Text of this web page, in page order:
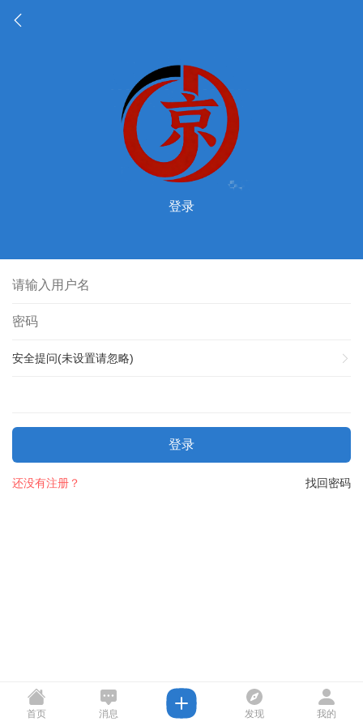
登录
安全提问(未设置请忽略)
登录
找回密码
还没有注册？
首页 消息 发现 我的